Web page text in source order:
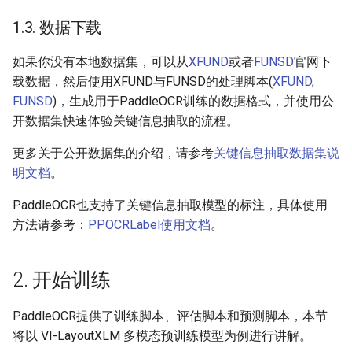
1.3. 数据下载
如果你没有本地数据集，可以从XFUND或者FUNSD官网下
载数据，然后使用XFUND与FUNSD的处理脚本(XFUND,
FUNSD)，生成用于PaddleOCR训练的数据格式，并使用公
开数据集快速体验关键信息抽取的流程。
更多关于公开数据集的介绍，请参考关键信息抽取数据集说
明文档。
PaddleOCR也支持了关键信息抽取模型的标注，具体使用
方法请参考： PPOCRLabel使用文档。
2. 开始训练
PaddleOCR提供了训练脚本、评估脚本和预测脚本，本节
将以 VI-LayoutXLM 多模态预训练模型为例进行讲解。